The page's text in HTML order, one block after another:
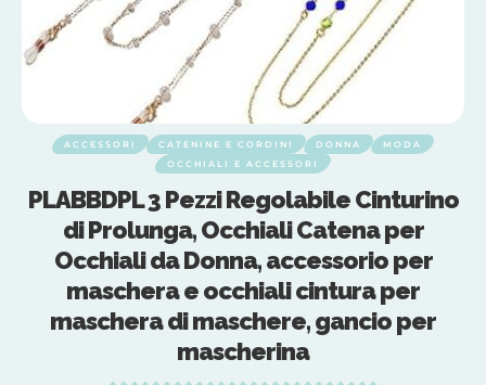
ACCESSORI CATENINE E CORDINI DONNA
MODA
OCCHIALI E ACCESSORI
PLABBDPL 3 Pezzi Regolabile Cinturino
di Prolunga, Occhiali Catena per
Occhiali da Donna, accessorio per
maschera e occhiali cintura per
maschera di maschere, gancio per
mascherina